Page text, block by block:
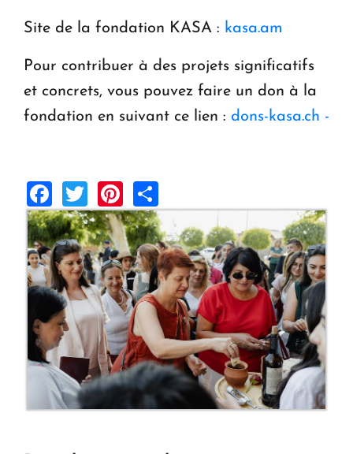
Site de la fondation KASA : kasa.am
Pour contribuer à des projets significatifs
et concrets, vous pouvez faire un don à la
fondation en suivant ce lien : dons-kasa.ch -
Facebook
TwitterPinterest